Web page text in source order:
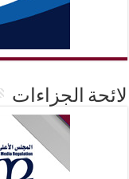
لائحة الجزاءات